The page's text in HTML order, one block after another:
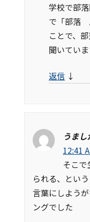
学校で部
で「部落
ことで、
聞いていま
返信 ↓
うま
12:41
そこで
られる、とい
言葉にしよう
ングでした